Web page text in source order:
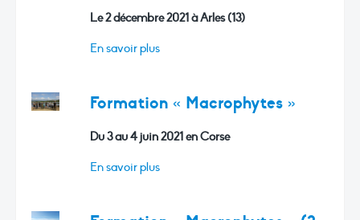
Le 2 décembre 2021 à Arles (13)
En savoir plus
Formation « Macrophytes »
Du 3 au 4 juin 2021 en Corse
En savoir plus